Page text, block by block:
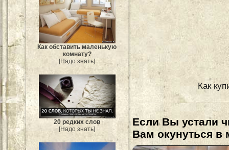
Как обставить маленькую
комнату?
[Надо знать]
20 редких слов
[Надо знать]
Как
Если Вы устали
Вам окунуться в